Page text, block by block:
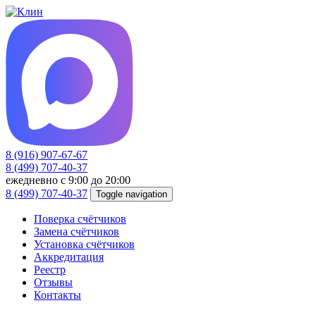
8 (916) 907-67-67
8 (499) 707-40-37
ежедневно с 9:00 до 20:00
8 (499) 707-40-37
Toggle navigation
Поверка счётчиков
Замена счётчиков
Установка счётчиков
Аккредитация
Реестр
Отзывы
Контакты